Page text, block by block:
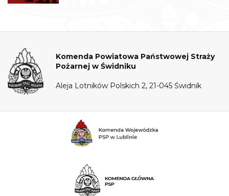
Komenda Powiatowa Państwowej Straży
Pożarnej w Świdniku
Aleja Lotników Polskich 2, 21-045 Świdnik